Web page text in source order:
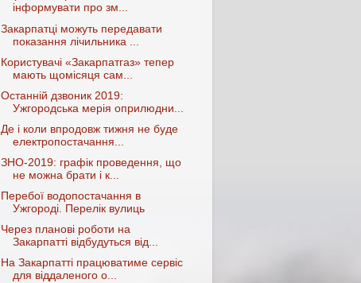
інформувати про зм...
Закарпатці можуть передавати
показання лічильника ...
Користувачі «Закарпатгаз» тепер
мають щомісяця сам...
Останній дзвоник 2019:
Ужгородська мерія оприлюдни...
Де і коли впродовж тижня не буде
електропостачання...
ЗНО-2019: графік проведення, що
не можна брати і к...
Перебої водопостачання в
Ужгороді. Перелік вулиць
Через планові роботи на
Закарпатті відбудуться від...
На Закарпатті працюватиме сервіс
для віддаленого о...